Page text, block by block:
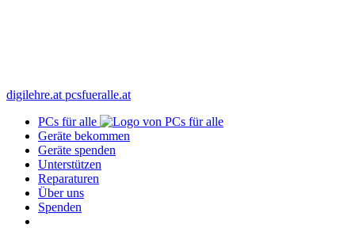
digilehre.at pcsfueralle.at
PCs für alle
Geräte bekommen
Geräte spenden
Unterstützen
Reparaturen
Über uns
Spenden